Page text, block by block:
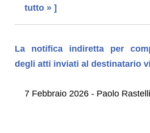
tutto » ]
La notifica indiretta per
degli atti inviati al destinatario
7 Febbraio 2026 - Paolo Rastelli